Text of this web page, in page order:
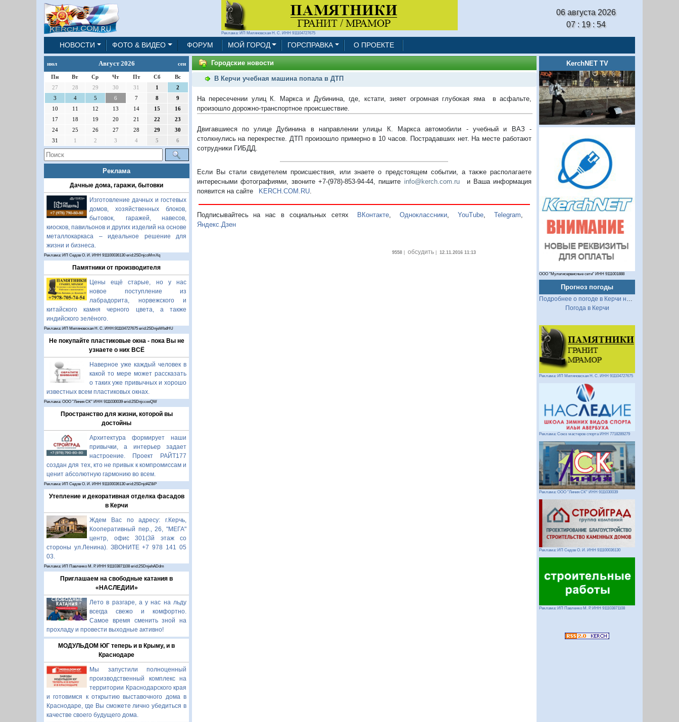
Реклама: ИП Миляновская Н. С. ИНН 911104727675
06 августа 2026
07 : 19 : 55
НОВОСТИ ФОТО & ВИДЕО ФОРУМ МОЙ ГОРОД ГОРСПРАВКА О ПРОЕКТЕ
июл Август 2026 сен
Пн Вт Ср Чт Пт Сб
Вс
27
28 29 30 31 1
2
3
4 5 6 7 8
9
10
11 12 13 14 15
16
17
18 19 20 21 22
23
24
25 26 27 28 29
30
31
1 2 3 4 5 6
Реклама
Дачные дома, гаражи, бытовки
Изготовление дачных и гостевых
домов, хозяйственных блоков,
бытовок, гаражей, навесов,
киосков, павильонов и других изделий на основе
металлокаркаса – идеальное решение для
жизни и бизнеса.
Реклама: ИП Седов О. И. ИНН 911100036130 erid:2SDnjcoMmXq
Памятники от производителя
Цены ещё старые, но у нас
новое поступление из
лабрадорита, норвежского и
китайского камня черного цвета, а также
индийского зелёного.
Реклама: ИП Миляновская Н. С. ИНН:911104727675 erid:2SDnjeWbdHU
Не покупайте пластиковые окна - пока Вы не
узнаете о них ВСЁ
Наверное уже каждый человек в
какой то мере может рассказать
о таких уже привычных и хорошо
известных всем пластиковых окнах.
Реклама: ООО "Линия СК" ИНН 9111030039 erid:2SDnjccooQW
Пространство для жизни, которой вы
достойны
Архитектура формирует наши
привычки, а интерьер задает
настроение. Проект РАЙТ177
создан для тех, кто не привык к компромиссам и
ценит абсолютную гармонию во всем.
Реклама: ИП Седов О. И. ИНН 911100036130 erid:2SDnjd4Z8iP
Утепление и декоративная отделка фасадов
в Керчи
Ждем Вас по адресу: г.Керчь,
Кооперативный пер., 26, "МЕГА"
центр, офис 301(3й этаж со
стороны ул.Ленина). ЗВОНИТЕ +7 978 141 05
03.
Реклама: ИП Павленко М. Р. ИНН 911103871108 erid:2SDnjehADdm
Приглашаем на свободные катания в
«НАСЛЕДИИ»
Лето в разгаре, а у нас на льду
всегда свежо и комфортно.
Самое время сменить зной на
прохладу и провести выходные активно!
МОДУЛЬДОМ ЮГ теперь и в Крыму, и в
Краснодаре
Мы запустили полноценный
производственный комплекс на
территории Краснодарского края
и готовимся к открытию выставочного дома в
Краснодаре, где Вы сможете лично убедиться в
качестве своего будущего дома.
Городские новости
В Керчи учебная машина попала в ДТП
На пересечении улиц К. Маркса и Дубинина, где, кстати, зияет огромная глубокая яма в асфальте,
произошло дорожно-транспортное происшествие.
Двигавшиеся по улице Дубинина в направлении улицы К. Маркса автомобили - учебный и ВАЗ -
столкнулись на перекрестке. ДТП произошло примерно в 10 часов. Пострадавших нет. На месте работают
сотрудники ГИБДД.
Если Вы стали свидетелем происшествия, или знаете о предстоящем событии, а также располагаете
интересными фотографиями, звоните +7-(978)-853-94-44, пишите info@kerch.com.ru и Ваша информация
появится на сайте KERCH.COM.RU.
Подписывайтесь на нас в социальных сетях ВКонтакте Одноклассники ,YouTube ,Telegram
Яндекс.Дзен
9558| обсудить| 12.11.2016 11:13
KerchNET TV
ООО "Мультисервисные сети" ИНН 9111001888
Прогноз погоды
Подробнее о погоде в Керчи на 2 недели
Погода в Керчи
Реклама: ИП Миляновская Н. С. ИНН 911104727675
Реклама: Союз мастеров спорта ИНН 7718289279
Реклама: ООО "Линия СК" ИНН 9111030039
Реклама: ИП Седов О. И. ИНН 911100036130
Реклама: ИП Павленко М. Р. ИНН 911103871108